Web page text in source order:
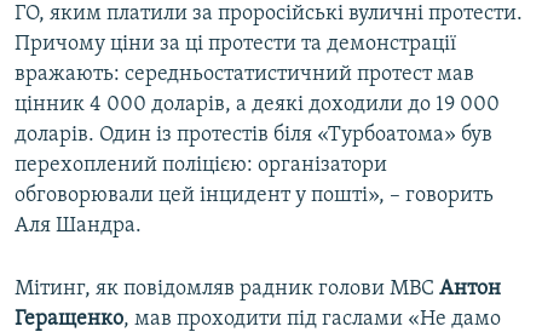
ГО, яким платили за проросійські вуличні протести.
Причому ціни за ці протести та демонстрації
вражають: середньостатистичний протест мав
цінник 4 000 доларів, а деякі доходили до 19 000
доларів. Один із протестів біля «Турбоатома» був
перехоплений поліцією: організатори
обговорювали цей інцидент у пошті», – говорить
Аля Шандра.
Мітинг, як повідомляв радник голови МВС Антон
Геращенко, мав проходити під гаслами «Не дамо